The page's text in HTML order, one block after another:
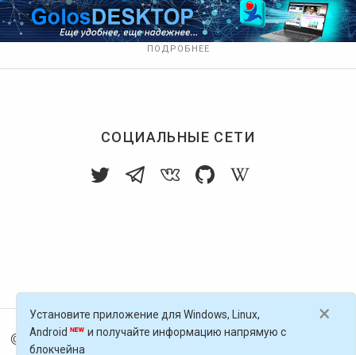
ПОДРОБНЕЕ
СОЦИАЛЬНЫЕ СЕТИ
© 2016-2026Голос Блоги — децентрализованная п
×
Установите приложение для Windows, Linux,
Android
и получайте информацию напрямую с
блокчейна